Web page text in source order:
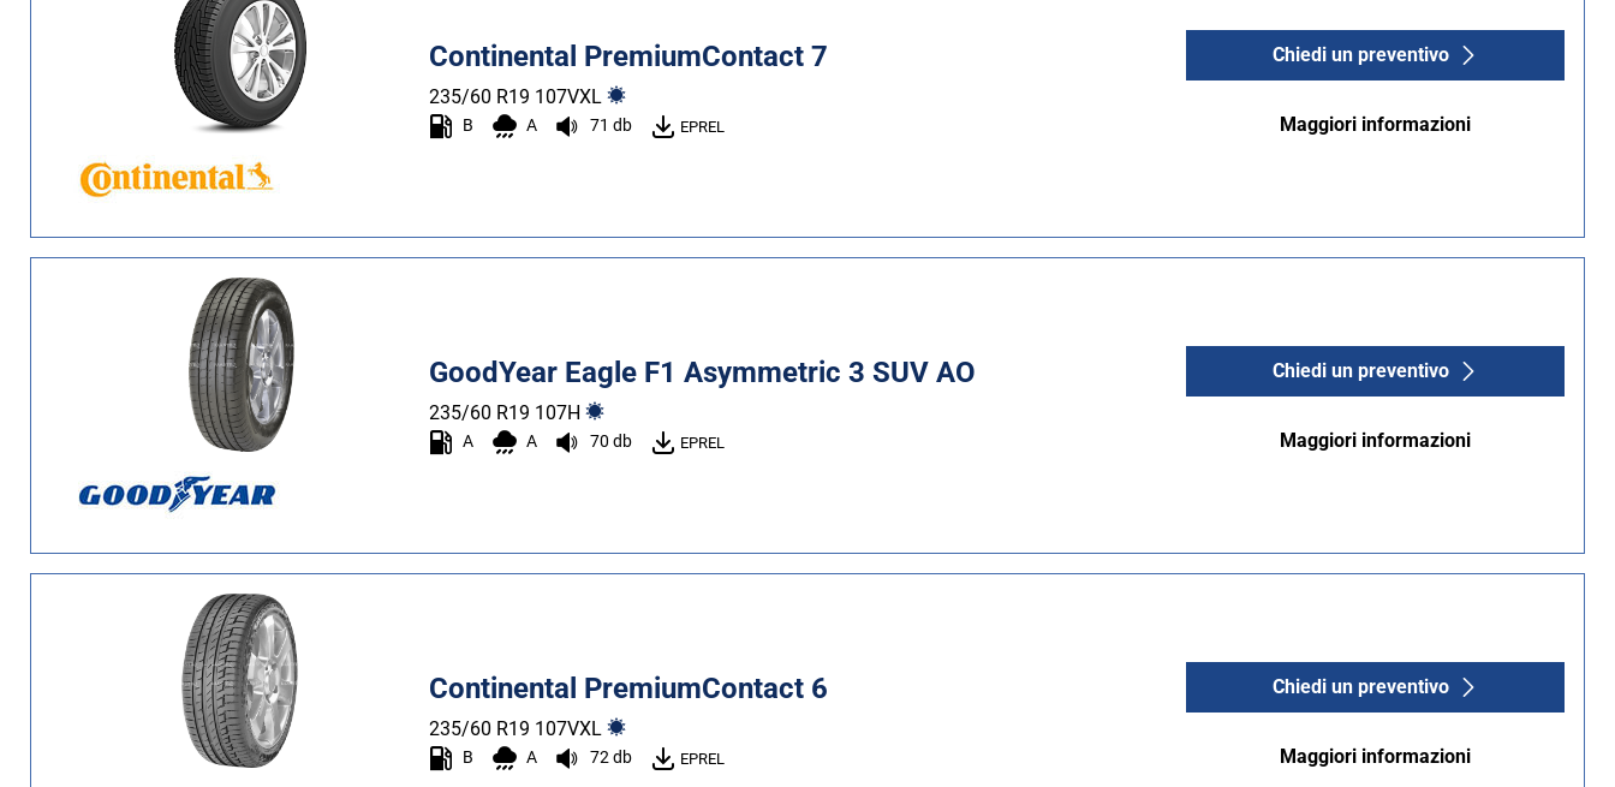
Continental PremiumContact 7
235/60 R19 107VXL
B A 71 db EPREL
Chiedi un preventivo
Maggiori informazioni
GoodYear Eagle F1 Asymmetric 3 SUV AO
235/60 R19 107H
A A 70 db EPREL
Chiedi un preventivo
Maggiori informazioni
Continental PremiumContact 6
235/60 R19 107VXL
B A 72 db EPREL
Chiedi un preventivo
Maggiori informazioni